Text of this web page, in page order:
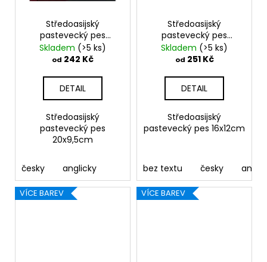
Středoasijský
pastevecký pes
20x9,5cm
Skladem (>5 ks)
od 242 Kč
DETAIL
Středoasijský
pastevecký pes
20x9,5cm
česky anglicky
Středoasijský
pastevecký pes
16x12cm
Skladem (>5 ks)
od 251 Kč
DETAIL
Středoasijský
pastevecký pes 16x12cm
bez textu česky
VÍCE BAREV VÍCE BAREV